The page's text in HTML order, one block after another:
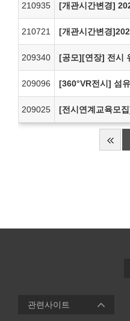
210935 [개관시간변경]
210721 [개관시간변경
209340 [공모][연장] 전시
209096 [360°VR전시] 섬
209025